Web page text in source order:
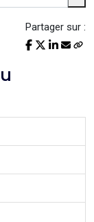
Partager sur :